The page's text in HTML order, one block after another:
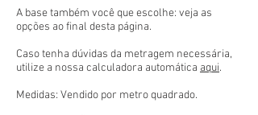
A base também você que escolhe: veja as
opções ao final desta página.
Caso tenha dúvidas da metragem necessária,
utilize a nossa calculadora automática aqui.
Medidas: Vendido por metro quadrado.